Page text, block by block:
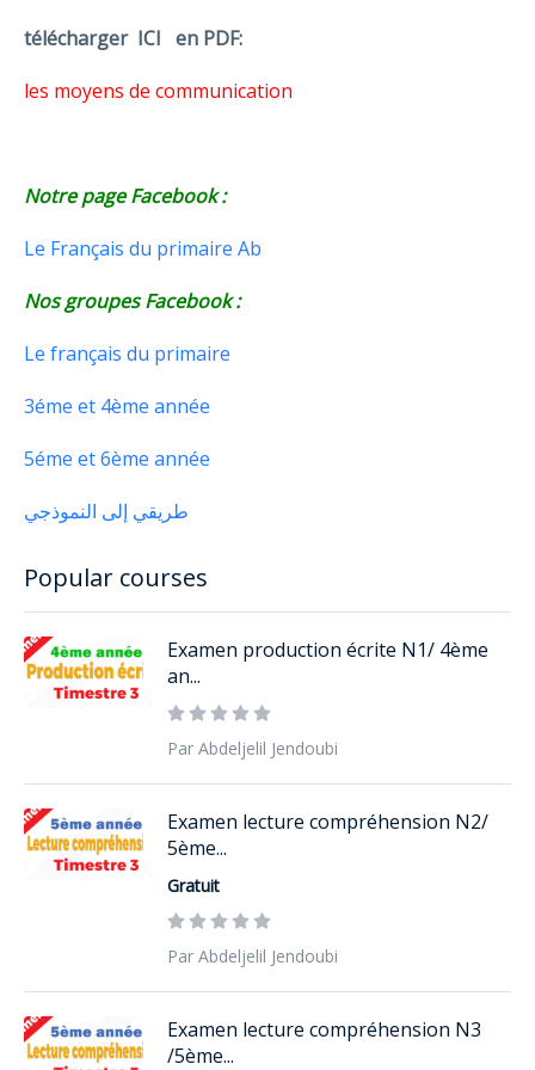
télécharger ICI en PDF:
les moyens de communication
Notre page Facebook :
Le Français du primaire Ab
Nos groupes Facebook :
Le français du primaire
3éme et 4ème année
5éme et 6ème année
طريقي إلى النموذجي
Popular courses
Examen production écrite N1/ 4ème
an...
Par Abdeljelil Jendoubi
Examen lecture compréhension N2/
5ème...
Gratuit
Par Abdeljelil Jendoubi
Examen lecture compréhension N3
/5ème...